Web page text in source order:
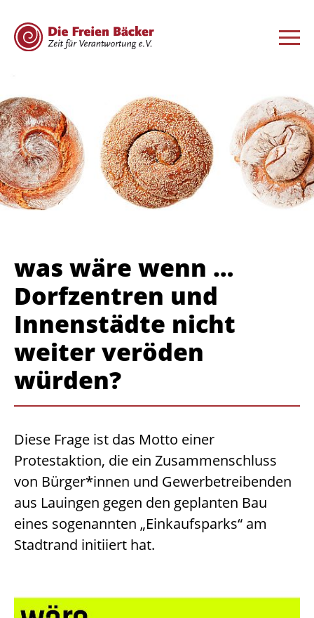
was wäre wenn …
Dorfzentren und
Innenstädte nicht
weiter veröden
würden?
Diese Frage ist das Motto einer
Protestaktion, die ein Zusammenschluss
von Bürger*innen und Gewerbetreibenden
aus Lauingen gegen den geplanten Bau
eines sogenannten „Einkaufsparks“ am
Stadtrand initiiert hat.